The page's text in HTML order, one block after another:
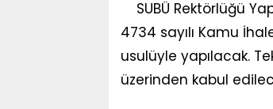
SUBÜ Rektörlüğü
4734 sayılı Kamu
usulüyle yapılacak.
üzerinden kabul